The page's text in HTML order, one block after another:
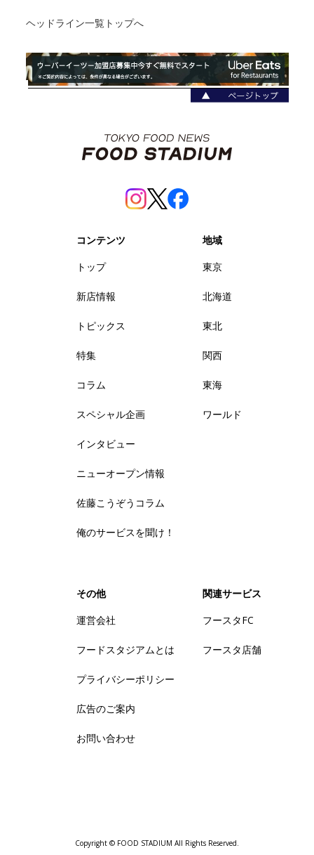
ヘッドライン一覧トップへ
コンテンツ
トップ
新店情報
トピックス
特集
コラム
スペシャル企画
インタビュー
ニューオープン情報
佐藤こうぞうコラム
俺のサービスを聞け！
地域
東京
北海道
東北
関西
東海
ワールド
その他
運営会社
フードスタジアムとは
プライバシーポリシー
広告のご案内
お問い合わせ
関連サービス
フースタFC
フースタ店舗
Copyright © FOOD STADIUM All Rights Reserved.